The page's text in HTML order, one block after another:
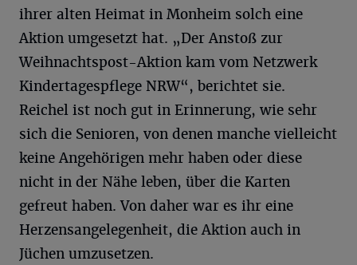
ihrer alten Heimat in Monheim solch eine
Aktion umgesetzt hat. „Der Anstoß zur
Weihnachtspost-Aktion kam vom Netzwerk
Kindertagespflege NRW“, berichtet sie.
Reichel ist noch gut in Erinnerung, wie sehr
sich die Senioren, von denen manche vielleicht
keine Angehörigen mehr haben oder diese
nicht in der Nähe leben, über die Karten
gefreut haben. Von daher war es ihr eine
Herzensangelegenheit, die Aktion auch in
Jüchen umzusetzen.